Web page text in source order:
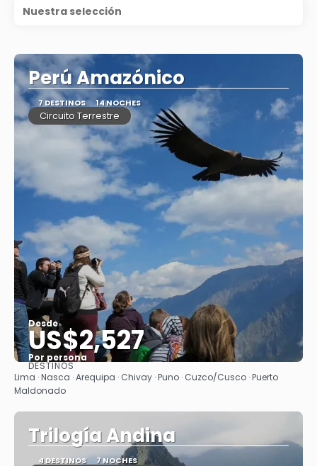
Nuestra selección
Perú Amazónico
7 DESTINOS 14 NOCHES
Circuito Terrestre
Desde
US$2,527
Por persona
Ver
DESTINOS
Lima · Nasca · Arequipa · Chivay · Puno · Cuzco/Cusco · Puerto
Maldonado
Trilogía Andina
4 DESTINOS 7 NOCHES